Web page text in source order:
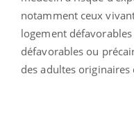
notamment ceux
logement
défavorables ou
des adultes originaires